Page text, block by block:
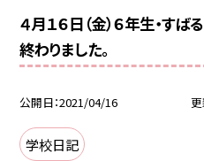
４月１６日（金）６年生・
終わりました。
公開日 2021/04/16
学校日記